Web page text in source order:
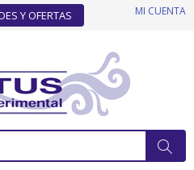
Y OFERTAS MI CUENTA